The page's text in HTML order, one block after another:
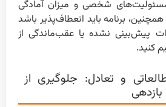
شخصی و میزان آمادگی
برنامه باید انعطاف‌پذیر باشد
پیش‌بینی نشده یا عقب‌ماندگی از
کنید.
و تعادل: جلوگیری از